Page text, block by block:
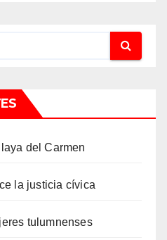
del Carmen
la justicia cívica
tulumnenses